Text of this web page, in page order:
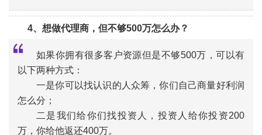
4、想做代理商，但不够500万怎么办？
如果你拥有很多客户资源但是不够500万，可以有
以下两种方式：
一是你可以找认识的人众筹，你们自己商量好利润
怎么分；
二是我们给你们找投资人，投资人给你投资200
万，你给他返还400万。